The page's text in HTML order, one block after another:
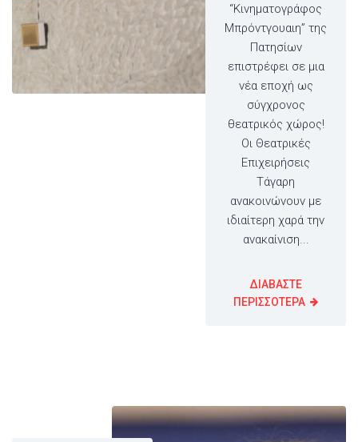
“Κινηματογράφος
Μπρόντγουαιη” της
Πατησίων
επιστρέφει σε μια
νέα εποχή ως
σύγχρονος
θεατρικός χώρος!
Οι Θεατρικές
Επιχειρήσεις
Τάγαρη
ανακοινώνουν με
ιδιαίτερη χαρά την
ανακαίνιση...
ΔΙΑΒΑΣΤΕ
ΠΕΡΙΣΣΟΤΕΡΑ